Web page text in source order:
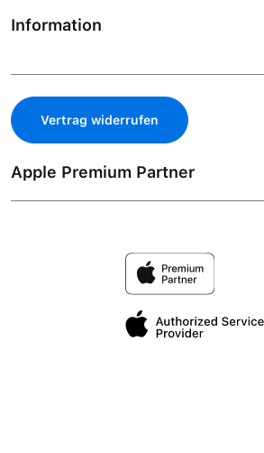
Information
Vertrag widerrufen
Apple Premium Partner